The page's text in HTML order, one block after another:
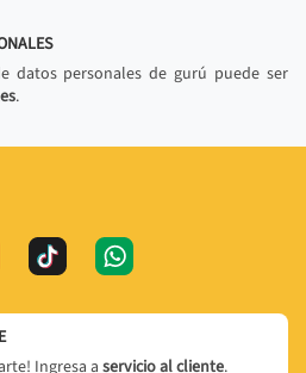
datos personales de gurú puede ser
.
Ingresa a servicio al cliente.